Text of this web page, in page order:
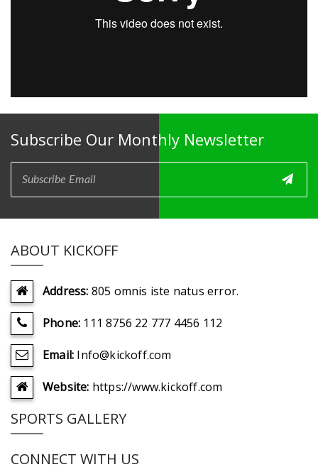
Subscribe Our Monthly Newsletter
ABOUT KICKOFF
Address: 805 omnis iste natus error.
Phone: 111 8756 22 777 4456 112
Email: Info@kickoff.com
Website: https://www.kickoff.com
SPORTS GALLERY
CONNECT WITH US